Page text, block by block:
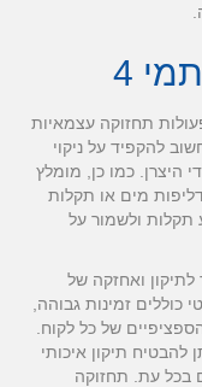
4
תחזוקה עצמאיות
להקפיד על ניקוי
היצרן. כמו כן, מומלץ
מים או תקלות
תקלות ולשמור על
לתיקון ואחזקה של
פרטי כוללים זמינות גבוהה,
של כל לקוח.
להבטיח תיקון איכותי
בכל עת. תחזוקה